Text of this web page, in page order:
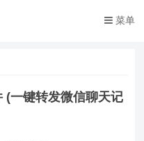
菜单
(一键转发微信聊天记